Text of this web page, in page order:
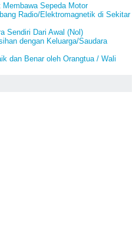
Sepeda Motor
Radio/Elektromagnetik di Sekitar
Sendiri Dari Awal (Nol)
dengan Keluarga/Saudara
dan Benar oleh Orangtua / Wali